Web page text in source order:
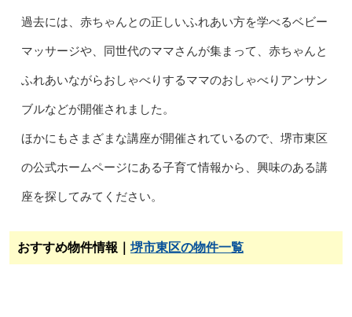
過去には、赤ちゃんとの正しいふれあい方を学べるベビー
マッサージや、同世代のママさんが集まって、赤ちゃんと
ふれあいながらおしゃべりするママのおしゃべりアンサン
ブルなどが開催されました。
ほかにもさまざまな講座が開催されているので、堺市東区
の公式ホームページにある子育て情報から、興味のある講
座を探してみてください。
おすすめ物件情報｜ 堺市東区の物件一覧